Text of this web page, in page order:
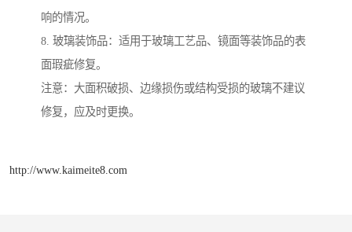
响的情况。
8. 玻璃装饰品：适用于玻璃工艺品、镜面等装饰品的表
面瑕疵修复。
注意：大面积破损、边缘损伤或结构受损的玻璃不建议
修复，应及时更换。
http://www.kaimeite8.com